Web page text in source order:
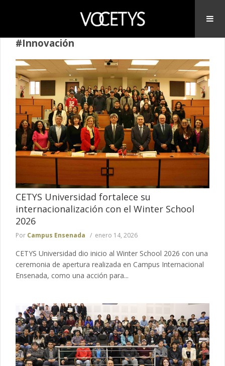
#Innovación
CETYS Universidad fortalece su
internacionalización con el Winter School
2026
Por Campus Ensenada enero 14, 2026
CETYS Universidad dio inicio al Winter School 2026 con una
ceremonia de apertura realizada en Campus Internacional
Ensenada, como una acción para...